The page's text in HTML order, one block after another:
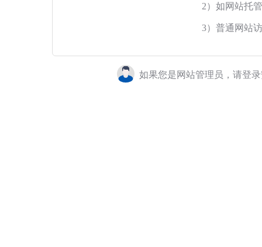
2）如网站托
3）普通网站
如果您是网站管理员，请登